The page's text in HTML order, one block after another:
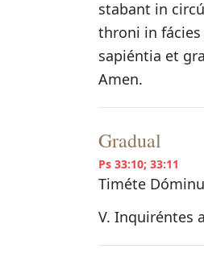
stabant in
throni in
sapiéntia et
Amen.
Gradual
Ps 33:10; 33:11
Timéte
V. Inquiréntes